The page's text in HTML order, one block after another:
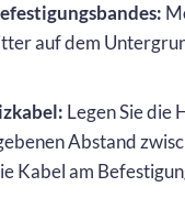
auf dem
Legen Sie die
Abstand
Kabel am